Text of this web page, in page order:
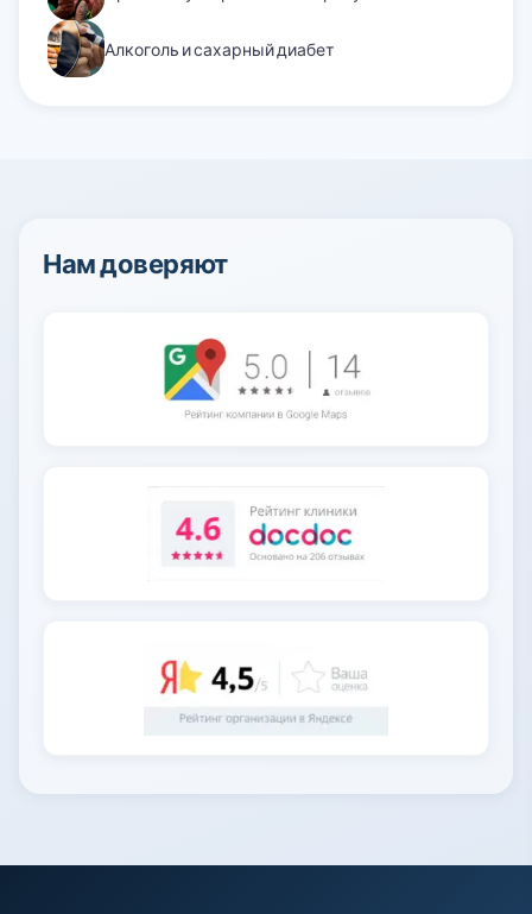
Алкоголь и сахарный диабет
Нам доверяют